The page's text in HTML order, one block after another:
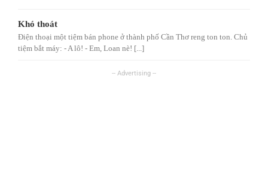
Khó thoát
Điện thoại một tiệm bán phone ở thành phố Cần Thơ reng ton ton. Chủ
tiệm bắt máy: - A lô! - Em, Loan nè! [...]